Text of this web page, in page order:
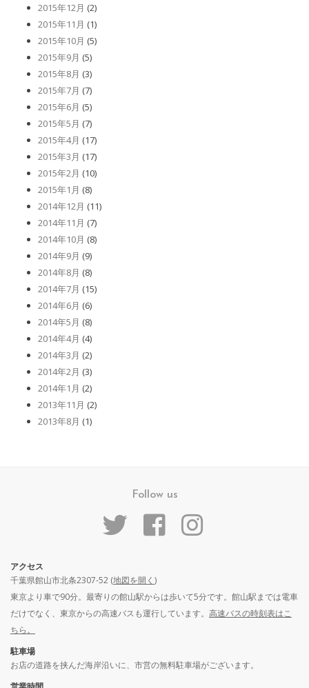
2015年12月 (2)
2015年11月 (1)
2015年10月 (5)
2015年9月 (5)
2015年8月 (3)
2015年7月 (7)
2015年6月 (5)
2015年5月 (7)
2015年4月 (17)
2015年3月 (17)
2015年2月 (10)
2015年1月 (8)
2014年12月 (11)
2014年11月 (7)
2014年10月 (8)
2014年9月 (9)
2014年8月 (8)
2014年7月 (15)
2014年6月 (6)
2014年5月 (8)
2014年4月 (4)
2014年3月 (2)
2014年2月 (3)
2014年1月 (2)
2013年11月 (2)
2013年8月 (1)
Follow us
アクセス
千葉県館山市北条2307-52 (地図を開く )
東京より車で90分。最寄りの館山駅からは歩いて5分です。館山駅までは電車
だけでなく、東京からの高速バスも運行しています。 高速バスの時刻表はこ
ちら。
駐車場
お店の道路を挟んだ海岸沿いに、市営の無料駐車場がございます。